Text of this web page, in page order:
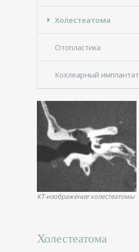
Холестеатома
Отопластика
Кохлеарный имплантат
КТ-изображение холестеатомы
Холестеатома